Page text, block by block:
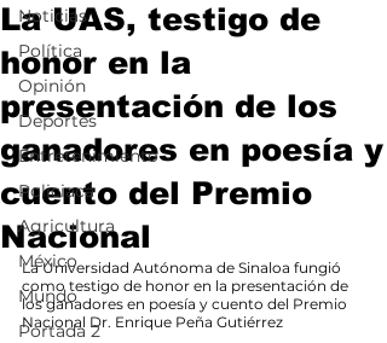
Noticias
Política
Opinión
Deportes
Entretenimiento
Policiaca
Agricultura
México
Mundo
Portada 2
La UAS, testigo de
honor en la
presentación de los
ganadores en poesía y
cuento del Premio
Nacional
La Universidad Autónoma de Sinaloa fungió
como testigo de honor en la presentación de
los ganadores en poesía y cuento del Premio
Nacional Dr. Enrique Peña Gutiérrez